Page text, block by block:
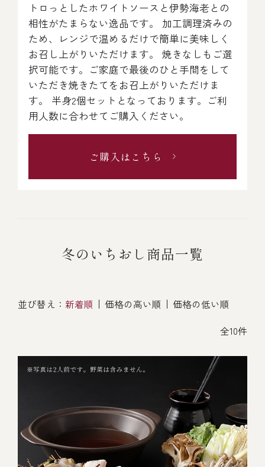
トロっとしたホワイトソースと伊勢海老との
相性がたまらない逸品です。 加工調理済みの
ため、レンジで温めるだけで簡単に美味しく
お召し上がりいただけます。 焼きなしもご選
択可能です。ご家庭で最後のひと手間をして
いただき焼きたてをお召上がりいただけま
す。 半身2個セットとなっております。ご利
用人数に合わせてご購入ください。
ご購入はこちら
冬のいちおし商品一覧
並び替え： 新着順 価格の高い順 価格の低い順
全10件